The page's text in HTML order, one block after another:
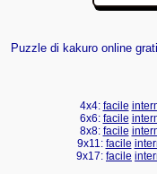
Puzzle di kakuro online
4x4: facile
6x6: facile
8x8: facile
9x11: facile
9x17: facile